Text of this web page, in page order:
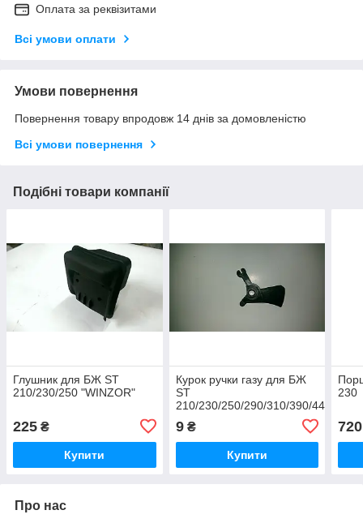
Оплата за реквізитами
Всі умови оплати
Умови повернення
Повернення товару впродовж 14 днів за домовленістю
Всі умови повернення
Подібні товари компанії
Глушник для БЖ ST
210/230/250 "WINZOR"
225 ₴
Купити
Курок ручки газу для БЖ
ST
210/230/250/290/310/390/440/460/
9₴
Купити
230
720
Про нас